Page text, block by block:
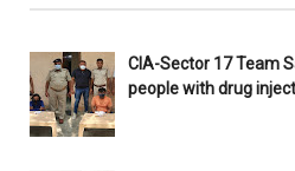
CIA-Sector 17 Team
people with drug